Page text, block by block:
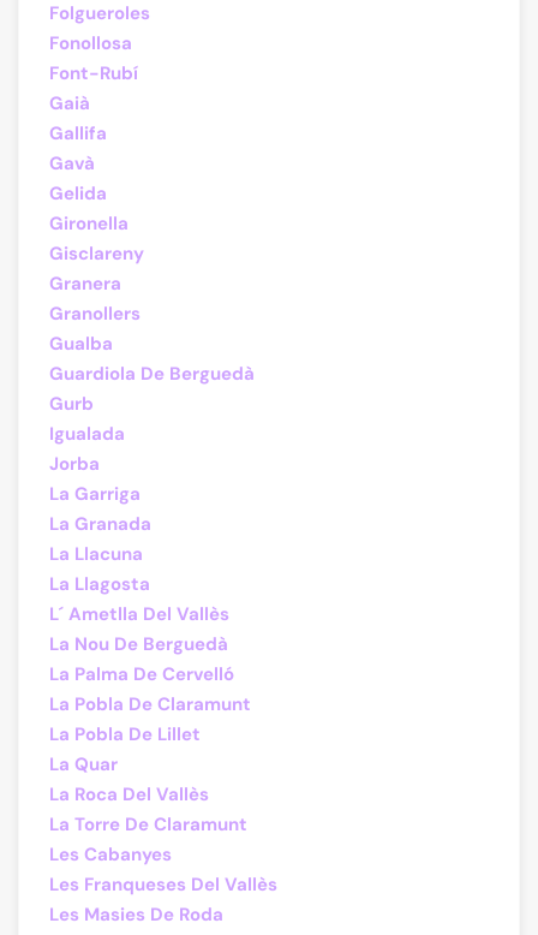
Folgueroles
Fonollosa
Font-Rubí
Gaià
Gallifa
Gavà
Gelida
Gironella
Gisclareny
Granera
Granollers
Gualba
Guardiola De Berguedà
Gurb
Igualada
Jorba
La Garriga
La Granada
La Llacuna
La Llagosta
L´ Ametlla Del Vallès
La Nou De Berguedà
La Palma De Cervelló
La Pobla De Claramunt
La Pobla De Lillet
La Quar
La Roca Del Vallès
La Torre De Claramunt
Les Cabanyes
Les Franqueses Del Vallès
Les Masies De Roda